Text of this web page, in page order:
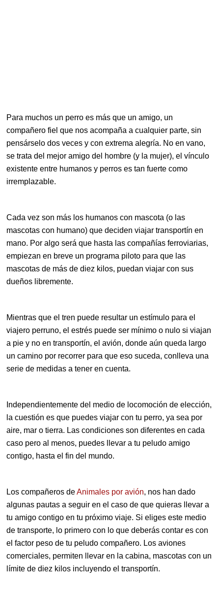
Para muchos un perro es más que un amigo, un
compañero fiel que nos acompaña a cualquier parte, sin
pensárselo dos veces y con extrema alegría. No en vano,
se trata del mejor amigo del hombre (y la mujer), el vínculo
existente entre humanos y perros es tan fuerte como
irremplazable.
Cada vez son más los humanos con mascota (o las
mascotas con humano) que deciden viajar transportín en
mano. Por algo será que hasta las compañías ferroviarias,
empiezan en breve un programa piloto para que las
mascotas de más de diez kilos, puedan viajar con sus
dueños libremente.
Mientras que el tren puede resultar un estímulo para el
viajero perruno, el estrés puede ser mínimo o nulo si viajan
a pie y no en transportín, el avión, donde aún queda largo
un camino por recorrer para que eso suceda, conlleva una
serie de medidas a tener en cuenta.
Independientemente del medio de locomoción de elección,
la cuestión es que puedes viajar con tu perro, ya sea por
aire, mar o tierra. Las condiciones son diferentes en cada
caso pero al menos, puedes llevar a tu peludo amigo
contigo, hasta el fin del mundo.
Los compañeros deAnimales por avión, nos han dado
algunas pautas a seguir en el caso de que quieras llevar a
tu amigo contigo en tu próximo viaje. Si eliges este medio
de transporte, lo primero con lo que deberás contar es con
el factor peso de tu peludo compañero. Los aviones
comerciales, permiten llevar en la cabina, mascotas con un
límite de diez kilos incluyendo el transportín.